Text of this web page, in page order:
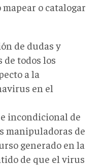
mapear o catalogar
de dudas y
todos los
a la
en el
incondicional de
manipuladoras de
generado en la
de que el virus